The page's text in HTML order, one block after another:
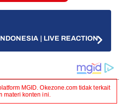
| LIVE REACTION